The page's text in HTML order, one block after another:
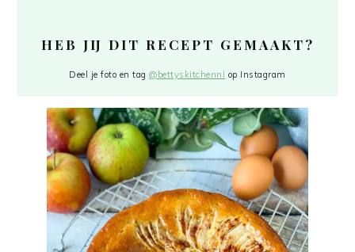
HEB JIJ DIT RECEPT GEMAAKT?
Deel je foto en tag@bettyskitchennl op Instagram